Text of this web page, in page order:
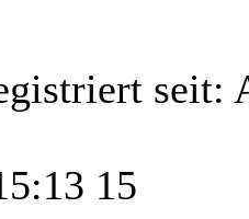
seit:
15